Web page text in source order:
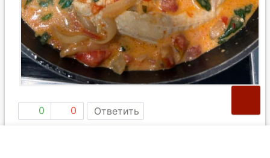
0 0 Ответить